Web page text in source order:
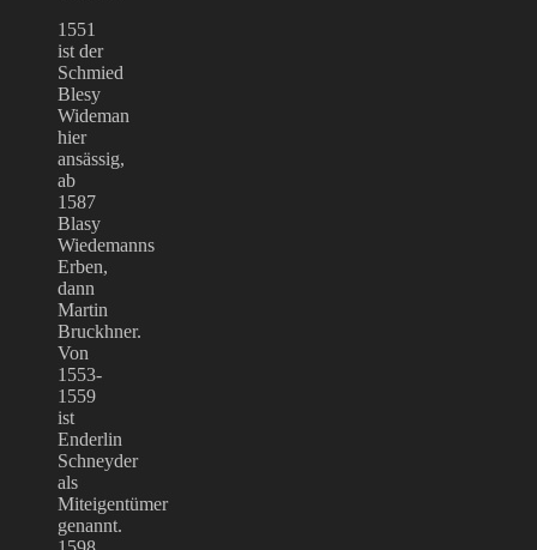
1551
ist der
Schmied
Blesy
Wideman
hier
ansässig,
ab
1587
Blasy
Wiedemanns
Erben,
dann
Martin
Bruckhner.
Von
1553-
1559
ist
Enderlin
Schneyder
als
Miteigentümer
genannt.